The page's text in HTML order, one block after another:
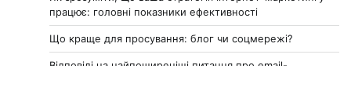
працює: головні показники ефективності
Що краще для просування: блог чи соцмережі?
Відповіді на найпоширеніші питання про email-